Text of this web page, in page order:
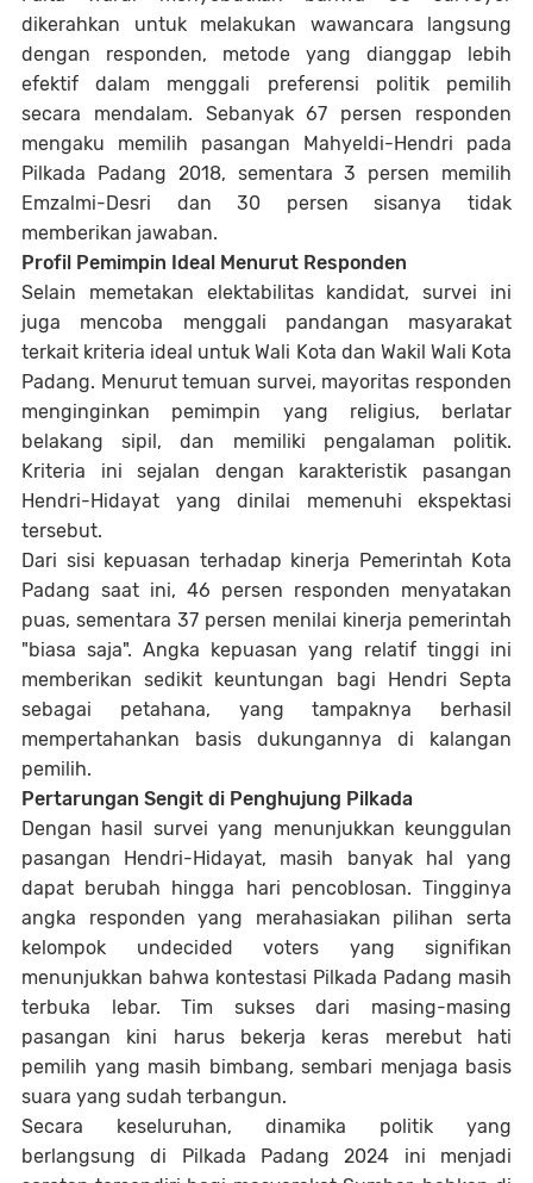
dikerahkan untuk melakukan wawancara langsung
dengan responden, metode yang dianggap lebih
efektif dalam menggali preferensi politik pemilih
secara mendalam. Sebanyak 67 persen responden
mengaku memilih pasangan Mahyeldi-Hendri pada
Pilkada Padang 2018, sementara 3 persen memilih
Emzalmi-Desri dan 30 persen sisanya tidak
memberikan jawaban.
Profil Pemimpin Ideal Menurut Responden
Selain memetakan elektabilitas kandidat, survei ini
juga mencoba menggali pandangan masyarakat
terkait kriteria ideal untuk Wali Kota dan Wakil Wali Kota
Padang. Menurut temuan survei, mayoritas responden
menginginkan pemimpin yang religius, berlatar
belakang sipil, dan memiliki pengalaman politik.
Kriteria ini sejalan dengan karakteristik pasangan
Hendri-Hidayat yang dinilai memenuhi ekspektasi
tersebut.
Dari sisi kepuasan terhadap kinerja Pemerintah Kota
Padang saat ini, 46 persen responden menyatakan
puas, sementara 37 persen menilai kinerja pemerintah
"biasa saja". Angka kepuasan yang relatif tinggi ini
memberikan sedikit keuntungan bagi Hendri Septa
sebagai petahana, yang tampaknya berhasil
mempertahankan basis dukungannya di kalangan
pemilih.
Pertarungan Sengit di Penghujung Pilkada
Dengan hasil survei yang menunjukkan keunggulan
pasangan Hendri-Hidayat, masih banyak hal yang
dapat berubah hingga hari pencoblosan. Tingginya
angka responden yang merahasiakan pilihan serta
kelompok undecided voters yang signifikan
menunjukkan bahwa kontestasi Pilkada Padang masih
terbuka lebar. Tim sukses dari masing-masing
pasangan kini harus bekerja keras merebut hati
pemilih yang masih bimbang, sembari menjaga basis
suara yang sudah terbangun.
Secara keseluruhan, dinamika politik yang
berlangsung di Pilkada Padang 2024 ini menjadi